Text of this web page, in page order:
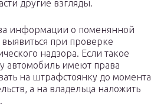
другие взгляды.
информации о поменянной
выявиться при проверке
надзора. Если такое
автомобиль имеют права
на штрафстоянку до момента
а на владельца наложить